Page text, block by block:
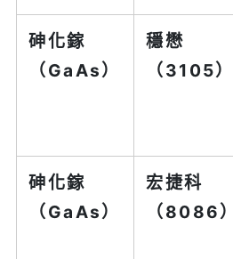
砷化鎵
（GaAs）
穩懋
（3105）
砷化鎵
（GaAs）
宏捷科
（8086）